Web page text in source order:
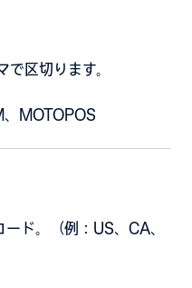
で区切ります。
、MOTOPOS
ド。（例：US、CA、